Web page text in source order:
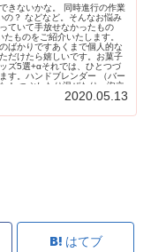
きないかな。 同時進行の作業
の？ などなど。そんなお悩み
ていて手放せなかったもの
ものをご紹介いたします。
ばかりですあくまで個人的な
だけたら嬉しいです。お菓子
ズ5選+αそれでは、ひとつづ
す。ハンドブレンダー （バー
！ つぶしたり混ぜたり、泡立
用することが多い「ハンドブ
高かったのは、ガナッシュ作
2020.05.13
はてブ